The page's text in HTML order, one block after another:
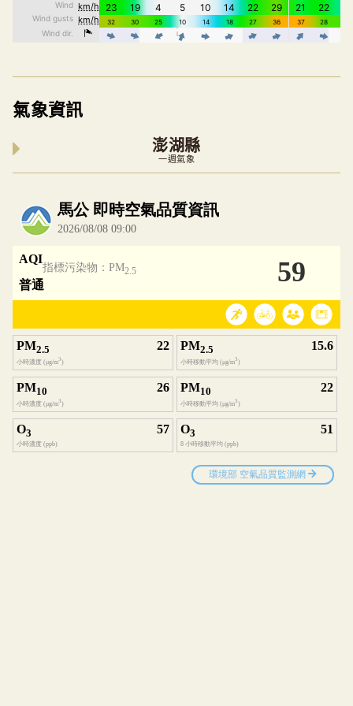
氣象資訊
澎湖縣
一週氣象
內嵌空氣品質小工具為視覺預覽，完整即時空